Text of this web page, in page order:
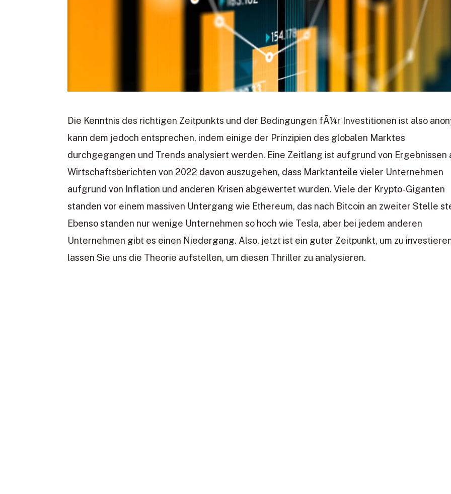
Die Kenntnis des richtigen Zeitpunkts und der Bedingungen fÃ¼r Investitionen ist also
kann dem jedoch entsprechen, indem einige der Prinzipien des globalen Marktes
durchgegangen und Trends analysiert werden. Eine Zeitlang ist aufgrund von Ergebnissen
Wirtschaftsberichten von 2022 davon auszugehen, dass Marktanteile vieler Unternehmen
aufgrund von Inflation und anderen Krisen abgewertet wurden. Viele der Krypto-Giganten
standen vor einem massiven Untergang wie Ethereum, das nach Bitcoin an zweiter Stelle
Ebenso standen nur wenige Unternehmen so hoch wie Tesla, aber bei jedem anderen
Unternehmen gibt es einen Niedergang. Also, jetzt ist ein guter Zeitpunkt, um zu
lassen Sie uns die Theorie aufstellen, um diesen Thriller zu analysieren.